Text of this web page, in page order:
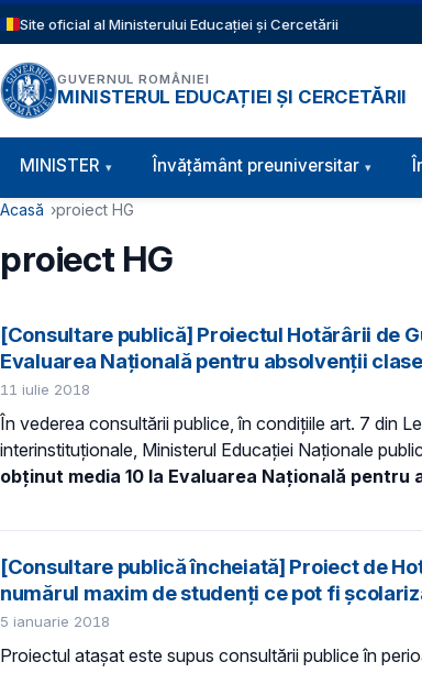
Sari la conținutul principal
Site oficial al Ministerului Educației și Cercetării
GUVERNUL ROMÂNIEI
MINISTERUL EDUCAȚIEI ȘI CERCETĂRII
Navigație principală
MINISTER Învăţământ preuniversitar
Cale de navigare
Acasă proiect HG
proiect HG
[Consultare publică] Proiectul Hotărârii de
Evaluarea Naţională pentru absolvenții
11 iulie 2018
În vederea consultării publice, în condiţiile art. 7 din
interinstituționale, Ministerul Educaţiei Naţionale
obținut media 10 la Evaluarea Naţională pentru
[Consultare publică încheiată] Proiect de
numărul maxim de studenţi ce pot fi
5 ianuarie 2018
Proiectul atașat este supus consultării publice în